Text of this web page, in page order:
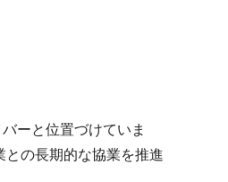
ーと位置づけていま
の長期的な協業を推進